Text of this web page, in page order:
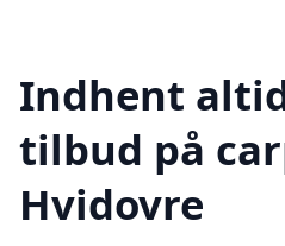
Indhent
tilbud på
Hvidovre